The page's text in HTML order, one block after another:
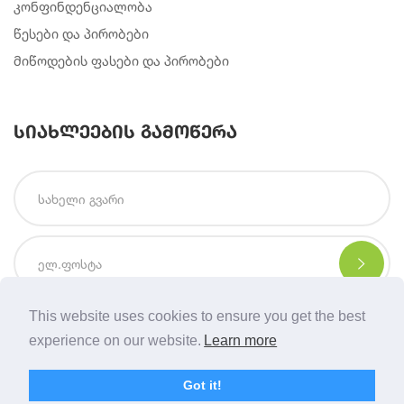
კონფინდენციალობა
წესები და პირობები
მიწოდების ფასები და პირობები
სიახლეების გამოწერა
Copyright © 2021 | Created By
This website uses cookies to ensure you get the best
experience on our website. Learn more
Got it!